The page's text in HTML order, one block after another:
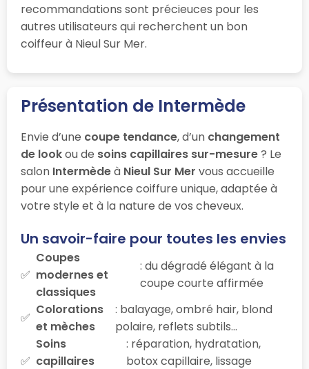
recommandations sont précieuces pour les
autres utilisateurs qui recherchent un bon
coiffeur à Nieul Sur Mer.
Présentation de Intermède
Envie d’une coupe tendance, d’un changement
de lookou de soins capillaires sur-mesure? Le
salon Intermèdeà Nieul Sur Mer vous accueille
pour une expérience coiffure unique, adaptée à
votre style et à la nature de vos cheveux.
Un savoir-faire pour toutes les envies
Coupes
modernes et
classiques
: du dégradé élégant à la
coupe courte affirmée
Colorations
et mèches
: balayage, ombré hair, blond
polaire, reflets subtils…
Soins
capillaires
: réparation, hydratation,
botox capillaire, lissage